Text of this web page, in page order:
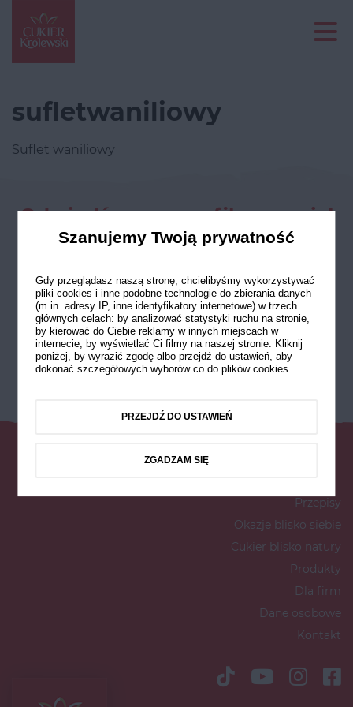
sufletwaniliowy
Suflet waniliowy
Odwiedź nasze profile w social
mediach
Przepisy
Okazje blisko siebie
Cukier blisko natury
Produkty
Dla firm
Dane osobowe
Kontakt
Szanujemy Twoją prywatność
Gdy przeglądasz naszą stronę, chcielibyśmy wykorzystywać
pliki cookies i inne podobne technologie do zbierania danych
(m.in. adresy IP, inne identyfikatory internetowe) w trzech
głównych celach: by analizować statystyki ruchu na stronie,
by kierować do Ciebie reklamy w innych miejscach w
internecie, by wyświetlać Ci filmy na naszej stronie. Kliknij
poniżej, by wyrazić zgodę albo przejdź do ustawień, aby
dokonać szczegółowych wyborów co do plików cookies.
PRZEJDŹ DO USTAWIEŃ
ZGADZAM SIĘ